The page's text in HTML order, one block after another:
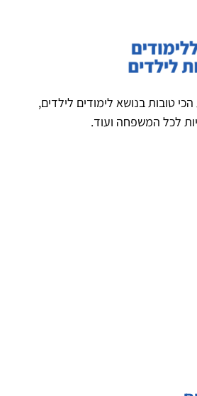
טובות בנושא לימודים לילדים,
לכל המשפחה ועוד.